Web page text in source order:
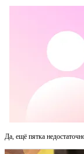
Да, ещё пятка